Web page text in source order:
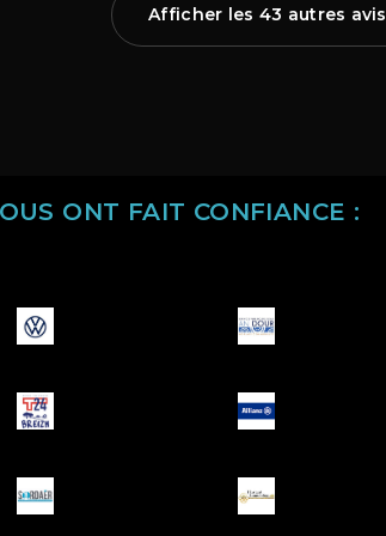
Afficher les 43 autres avis
ONT FAIT CONFIANCE :